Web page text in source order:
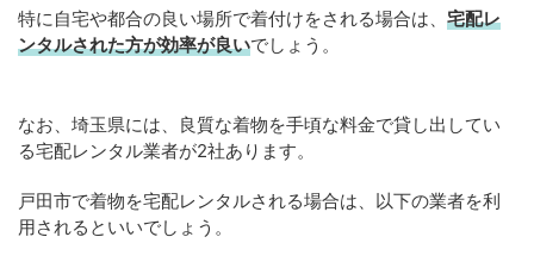
特に自宅や都合の良い場所で着付けをされる場合は、 宅配レ
ンタルされた方が効率が良いでしょう。
なお、埼玉県には、良質な着物を手頃な料金で貸し出してい
る宅配レンタル業者が2社あります。
戸田市で着物を宅配レンタルされる場合は、以下の業者を利
用されるといいでしょう。